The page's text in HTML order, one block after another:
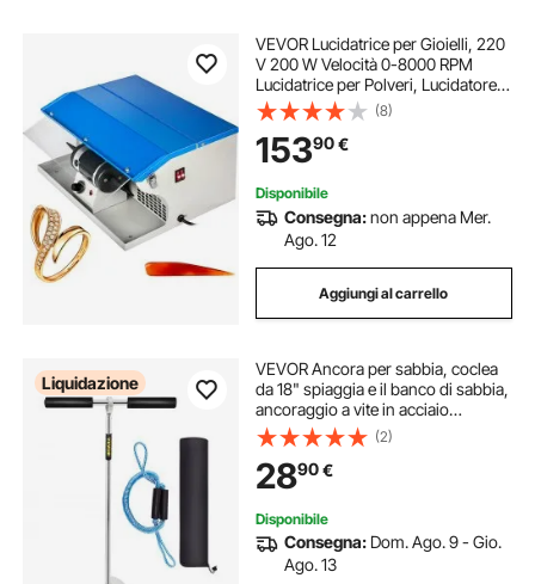
VEVOR Lucidatrice per Gioielli, 220
V 200 W Velocità 0-8000 RPM
Lucidatrice per Polveri, Lucidatore
da Banco a Velocità Variabile per
Gioielli Lucidati, Alluminio, Cromo,
Materiali Dentali Acrilici
(8)
15390€
Disponibile
Consegna:non appena Mer.
Ago. 12
Aggiungi al carrello
Liquidazione
VEVOR Ancora per sabbia, coclea
da 18" spiaggia e il banco di sabbia,
ancoraggio a vite in acciaio
inossidabile 316 con maniglia
rimovibile, corda elastica e borsa
per il trasporto
(2)
2890€
Disponibile
Consegna: Dom. Ago. 9 - Gio.
Ago. 13